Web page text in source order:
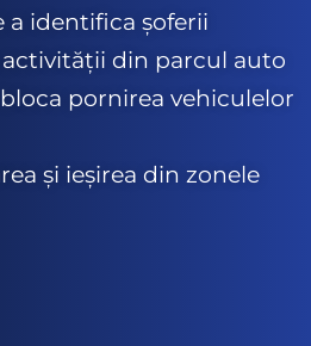
a identifica șoferii
din parcul auto
pornirea vehiculelor
și ieșirea din zonele